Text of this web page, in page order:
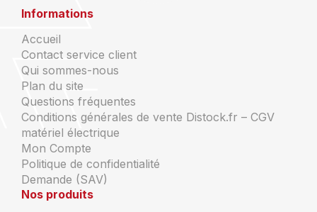
Informations
Accueil
Contact service client
Qui sommes-nous
Plan du site
Questions fréquentes
Conditions générales de vente Distock.fr – CGV
matériel électrique
Mon Compte
Politique de confidentialité
Demande (SAV)
Nos produits